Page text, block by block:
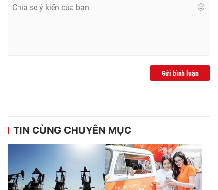
Gửi bình luận
TIN CÙNG CHUYÊN MỤC